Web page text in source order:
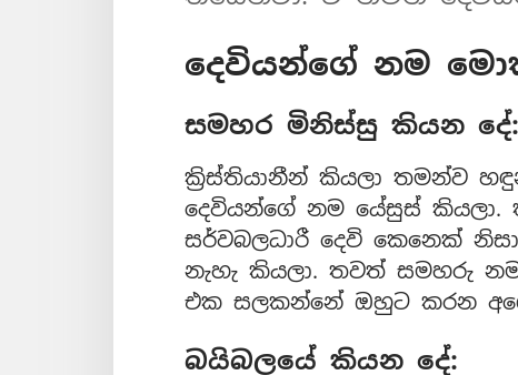
දෙවියන්ගේ නම
සමහර මිනිස්සු කියන දේ:
ක්‍රිස්තියානීන් කියලා තමන්ව
දෙවියන්ගේ නම යේසුස්
සර්වබලධාරී දෙවි කෙනෙක්
නැහැ කියලා. තවත් සමහරු
එක සලකන්නේ ඔහුට කරන
බයිබලයේ කියන දේ: